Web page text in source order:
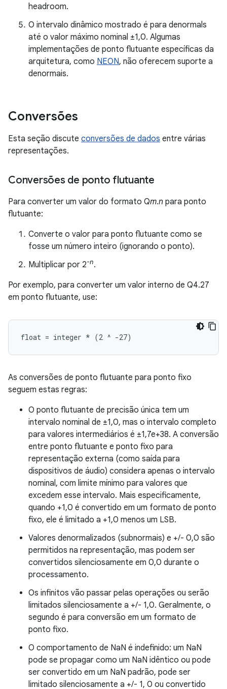
headroom.
O intervalo dinâmico mostrado é para denormals
até o valor máximo nominal ±1,0. Algumas
implementações de ponto flutuante específicas da
arquitetura, como NEON, não oferecem suporte a
denormais.
Conversões
Esta seção discute conversões de dados entre várias
representações.
Conversões de ponto flutuante
Para converter um valor do formato Qm.n para ponto
flutuante:
Converte o valor para ponto flutuante como se
fosse um número inteiro (ignorando o ponto).
Multiplicar por 2-n.
Por exemplo, para converter um valor interno de Q4.27
em ponto flutuante, use:
As conversões de ponto flutuante para ponto fixo
seguem estas regras:
O ponto flutuante de precisão única tem um
intervalo nominal de ±1,0, mas o intervalo completo
para valores intermediários é ±1,7e+38. A conversão
entre ponto flutuante e ponto fixo para
representação externa (como saída para
dispositivos de áudio) considera apenas o intervalo
nominal, com limite mínimo para valores que
excedem esse intervalo. Mais especificamente,
quando +1,0 é convertido em um formato de ponto
fixo, ele é limitado a +1,0 menos um LSB.
Valores denormalizados (subnormais) e +/- 0,0 são
permitidos na representação, mas podem ser
convertidos silenciosamente em 0,0 durante o
processamento.
Os infinitos vão passar pelas operações ou serão
limitados silenciosamente a +/- 1,0. Geralmente, o
segundo é para conversão em um formato de
ponto fixo.
O comportamento de NaN é indefinido: um NaN
pode se propagar como um NaN idêntico ou pode
ser convertido em um NaN padrão, pode ser
limitado silenciosamente a +/- 1, 0 ou convertido